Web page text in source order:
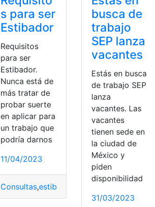
s para ser
Estibador
Requisitos
para ser
Estibador.
Nunca está de
más tratar de
probar suerte
en aplicar para
un trabajo que
podría darnos
11/04/2023
Consultas,estibador Requisitos
busca de
trabajo
SEP lanza
vacantes
Estás en busca
de trabajo SEP
lanza
vacantes. Las
vacantes
tienen sede en
la ciudad de
México y
piden
disponibilidad
31/03/2023